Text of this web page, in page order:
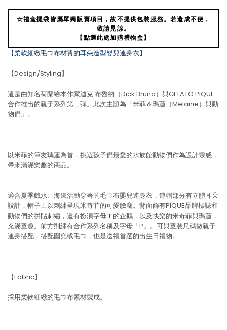
☆禮盒提袋皆屬單獨販賣項目，故不提供包裝服務。若造成不便，
敬請見諒。
【點選此處加購禮物盒】
【柔軟細緻毛巾布材質的耳朵造型嬰兒連身衣】
【Design/Styling】
這是由知名荷蘭繪本作家迪克·布魯納（Dick Bruna）與GELATO PIQUE
合作推出的親子系列第二彈。此次主題為「米菲＆瑪蓮（Melanie）與動
物們」。
以米菲的筆友瑪蓮為首，挑選孩子們最愛的水族館動物們作為設計靈感，
帶來滿滿樂趣的商品。
適合夏季戲水、海邊活動穿著的毛巾布嬰兒連身衣，連帽部分有立體耳朵
設計，帽子上以刺繡呈現米奇菲的可愛臉龐。背面飾有PIQUE品牌標誌和
動物們的拼貼刺繡，還有扮演字母“I”的企鵝，以及快樂的米奇菲與瑪蓮，
充滿童趣。前方則繡有合作系列名稱及字母「P」。可與童裝尺碼做親子
連身搭配，搭配圍兜或毛巾，也是送禮首選的出生日禮物。
【Fabric】
採用柔軟細緻的毛巾布素材製成。